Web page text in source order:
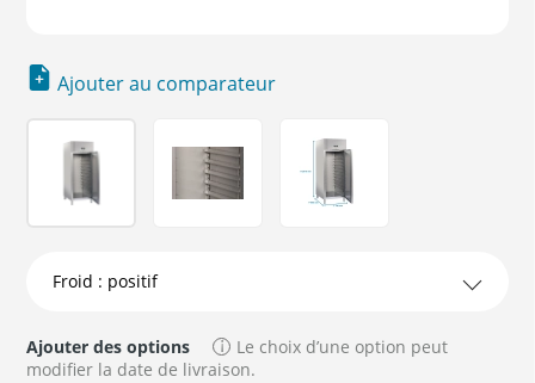
Ajouter au comparateur
Ajouter des options
Le choix d’une option peut
modifier la date de livraison.